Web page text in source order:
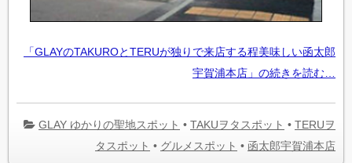
「GLAYのTAKUROとTERUが独りで来店する程美味しい函太郎
宇賀浦本店」の続きを読む…
GLAY ゆかりの聖地スポット • TAKUヲタスポット • TERUヲ
タスポット • グルメスポット • 函太郎宇賀浦本店